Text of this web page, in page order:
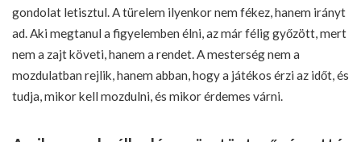
gondolat letisztul. A türelem ilyenkor nem fékez, hanem irányt
ad. Aki megtanul a figyelemben élni, az már félig győzött, mert
nem a zajt követi, hanem a rendet. A mesterség nem a
mozdulatban rejlik, hanem abban, hogy a játékos érzi az időt, és
tudja, mikor kell mozdulni, és mikor érdemes várni.